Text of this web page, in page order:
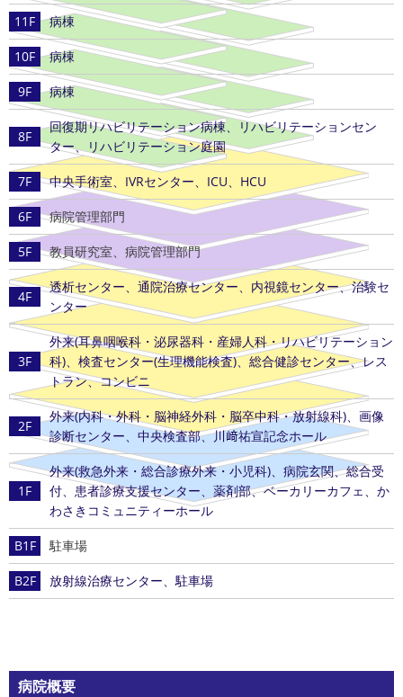
11F 病棟
10F 病棟
9F 病棟
8F
回復期リハビリテーション病棟、リハビリテーションセン
ター、リハビリテーション庭園
7F 中央手術室、IVRセンター、ICU、HCU
6F 病院管理部門
5F 教員研究室、病院管理部門
4F
透析センター、通院治療センター、内視鏡センター、治験セ
ンター
3F
外来(耳鼻咽喉科・泌尿器科・産婦人科・リハビリテーション
科)、検査センター(生理機能検査)、総合健診センター、レス
トラン、コンビニ
2F
外来(内科・外科・脳神経外科・脳卒中科・放射線科)、画像
診断センター、中央検査部、川﨑祐宣記念ホール
1F
外来(救急外来・総合診療外来・小児科)、病院玄関、総合受
付、患者診療支援センター、薬剤部、ベーカリーカフェ、か
わさきコミュニティーホール
B1F 駐車場
B2F 放射線治療センター、駐車場
病院概要